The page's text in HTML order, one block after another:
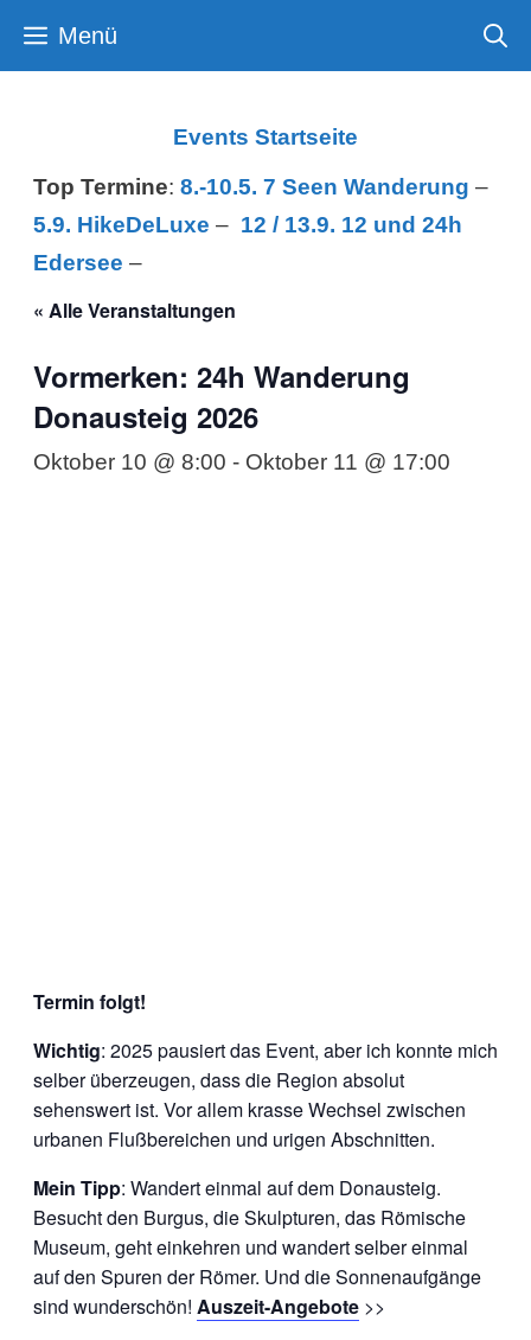
Inhalt Menü
Events Startseite
Top Termine: 8.-10.5. 7 Seen Wanderung –
5.9. HikeDeLuxe – 12 / 13.9. 12 und 24h
Edersee –
« Alle Veranstaltungen
Vormerken: 24h Wanderung
Donausteig 2026
Oktober 10 @ 8:00 - Oktober 11 @ 17:00
Termin folgt!
Wichtig: 2025 pausiert das Event, aber ich konnte mich
selber überzeugen, dass die Region absolut
sehenswert ist. Vor allem krasse Wechsel zwischen
urbanen Flußbereichen und urigen Abschnitten.
Mein Tipp: Wandert einmal auf dem Donausteig.
Besucht den Burgus, die Skulpturen, das Römische
Museum, geht einkehren und wandert selber einmal
auf den Spuren der Römer. Und die Sonnenaufgänge
sind wunderschön! Auszeit-Angebote >>